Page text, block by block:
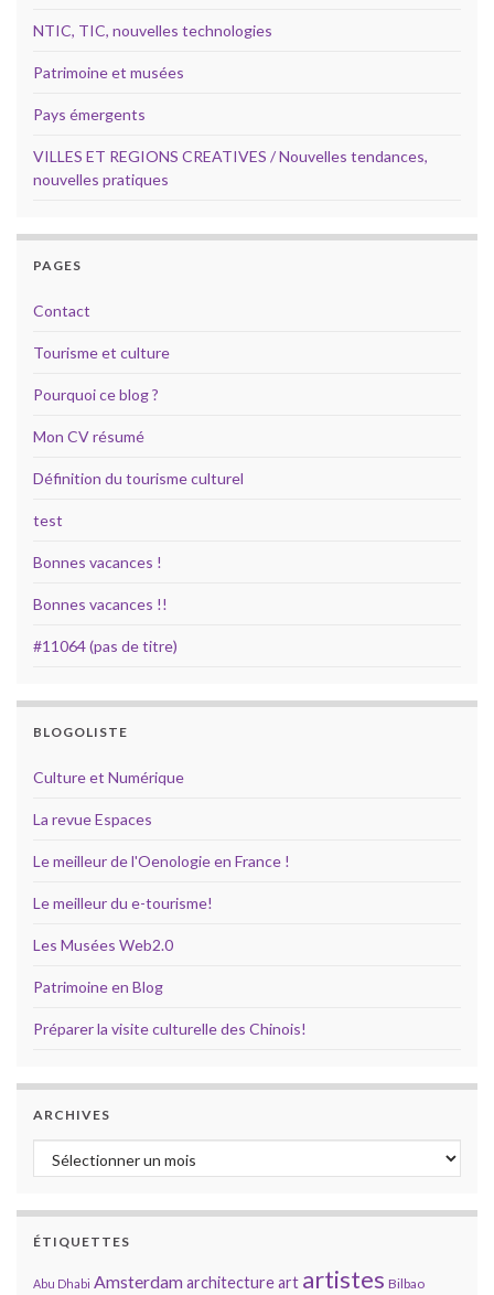
NTIC, TIC, nouvelles technologies
Patrimoine et musées
Pays émergents
VILLES ET REGIONS CREATIVES / Nouvelles tendances,
nouvelles pratiques
PAGES
Contact
Tourisme et culture
Pourquoi ce blog ?
Mon CV résumé
Définition du tourisme culturel
test
Bonnes vacances !
Bonnes vacances !!
#11064 (pas de titre)
BLOGOLISTE
Culture et Numérique
La revue Espaces
Le meilleur de l'Oenologie en France !
Le meilleur du e-tourisme!
Les Musées Web2.0
Patrimoine en Blog
Préparer la visite culturelle des Chinois!
ARCHIVES
Archives
ÉTIQUETTES
Abu Dhabi Amsterdamarchitectureart artistes Bilbao